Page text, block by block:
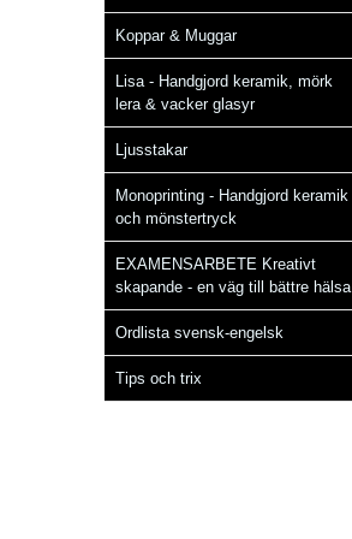
Koppar & Muggar
Lisa - Handgjord keramik, mörk
lera & vacker glasyr
Ljusstakar
Monoprinting - Handgjord keramik
och mönstertryck
EXAMENSARBETE Kreativt
skapande - en väg till bättre hälsa
Ordlista svensk-engelsk
Tips och trix